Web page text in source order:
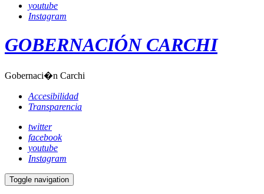
youtube
Instagram
GOBERNACIÓN CARCHI
Gobernaci�n Carchi
Accesibilidad
Transparencia
twitter
facebook
youtube
Instagram
Toggle navigation